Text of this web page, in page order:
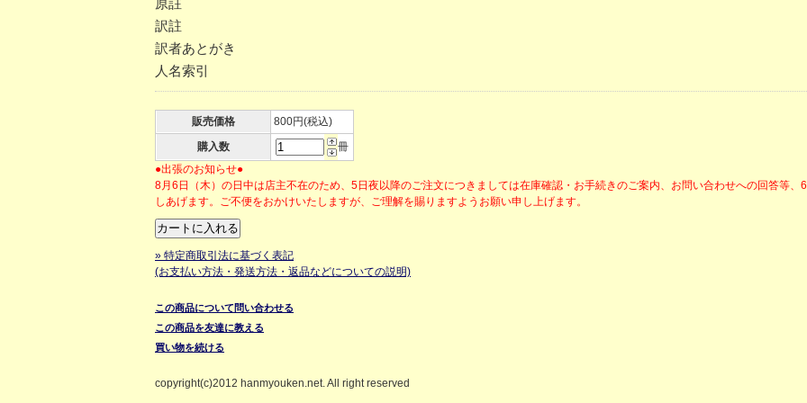
原註
訳註
訳者あとがき
人名索引
販売価格
800円(税込)
購入数
冊
●出張のお知らせ●
8月6日（木）の日中は店主不在のため、5日夜以降のご注文につきましては在庫確認・お手続きのご案内、お問い合わせへの回答等、
しあげます。ご不便をおかけいたしますが、ご理解を賜りますようお願い申し上げます。
» 特定商取引法に基づく表記
(お支払い方法・発送方法・返品などについての説明)
この商品について問い合わせる
この商品を友達に教える
買い物を続ける
copyright(c)2012 hanmyouken.net. All right reserved